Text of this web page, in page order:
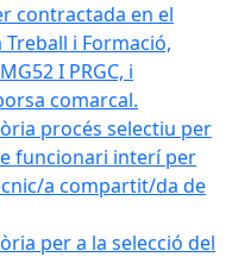
contractada en el
i Formació,
I PRGC, i
comarcal.
procés selectiu per
funcionari interí per
a compartit/da de
per a la selecció del